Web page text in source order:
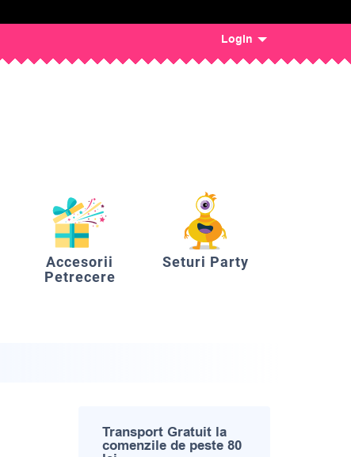
Login
Accesorii
Petrecere
Seturi Party
Transport Gratuit la
comenzile de peste 80